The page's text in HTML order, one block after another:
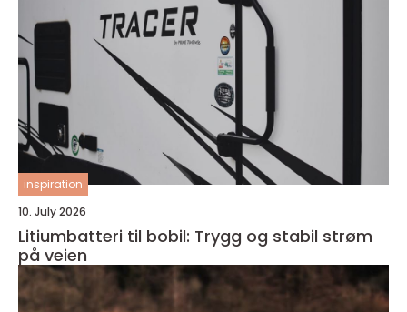
inspiration
10. July 2026
Litiumbatteri til bobil: Trygg og stabil strøm
på veien